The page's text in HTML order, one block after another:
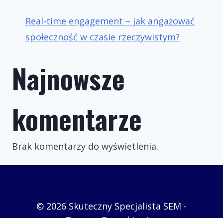
Real-time engagement – jak angażować
społeczność w czasie rzeczywistym?
Najnowsze
komentarze
Brak komentarzy do wyświetlenia.
© 2026 Skuteczny Specjalista SEM -